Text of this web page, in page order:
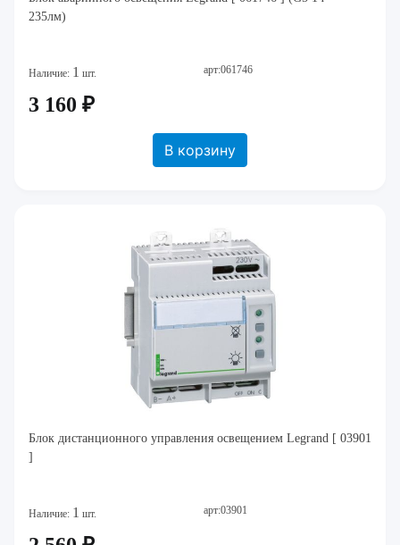
235лм)
Наличие: 1 шт. арт:061746
3 160 ₽
В корзину
Блок дистанционного управления освещением Legrand [ 03901
]
Наличие: 1 шт. арт:03901